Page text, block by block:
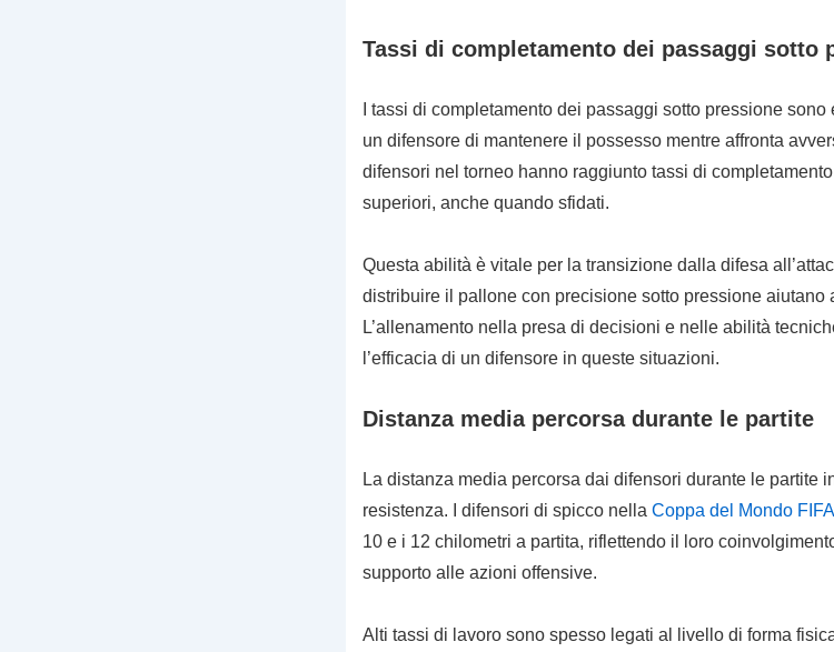
Tassi di completamento dei passaggi sotto
I tassi di completamento dei passaggi sotto pressione
un difensore di mantenere il possesso mentre affronta
difensori nel torneo hanno raggiunto tassi di
superiori, anche quando sfidati.
Questa abilità è vitale per la transizione dalla difesa
distribuire il pallone con precisione sotto pressione aiutano
L’allenamento nella presa di decisioni e nelle abilità
l’efficacia di un difensore in queste situazioni.
Distanza media percorsa durante le partite
La distanza media percorsa dai difensori durante le partite
resistenza. I difensori di spicco nella Coppa del Mondo FIFA
10 e i 12 chilometri a partita, riflettendo il loro
supporto alle azioni offensive.
Alti tassi di lavoro sono spesso legati al livello di forma